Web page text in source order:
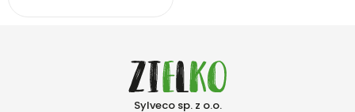
Sylveco sp. z o.o.